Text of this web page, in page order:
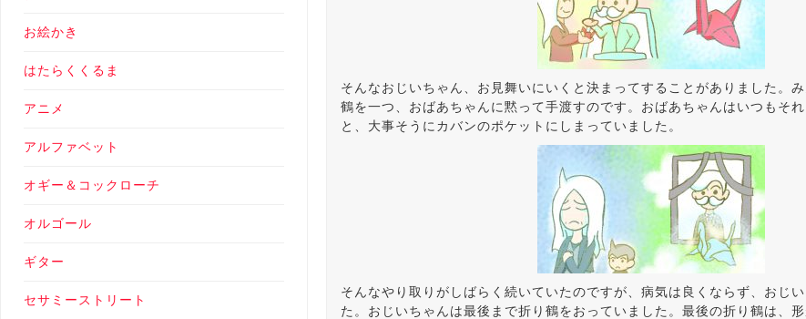
そんなおじいちゃん、お見舞いにいくと決まってすることがありました。
鶴を一つ、おばあちゃんに黙って手渡すのです。おばあちゃんはいつもそ
と、大事そうにカバンのポケットにしまっていました。
そんなやり取りがしばらく続いていたのですが、病気は良くならず、おじ
た。おじいちゃんは最後まで折り鶴をおっていました。最後の折り鶴は、
お絵かき
はたらくくるま
アニメ
アルファベット
オギー＆コックローチ
オルゴール
ギター
セサミーストリート